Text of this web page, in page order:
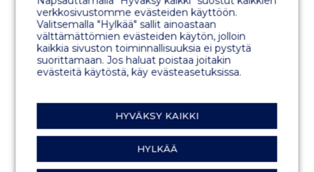
verkkosivustomme evästeiden käyttöön.
Valitsemalla "Hylkää" sallit ainoastaan
välttämättömien evästeiden käytön, jolloin
kaikkia sivuston toiminnallisuuksia ei pystytä
suorittamaan. Jos haluat poistaa joitakin
evästeitä käytöstä, käy evästeasetuksissa.
HYVÄKSY KAIKKI
HYLKÄÄ